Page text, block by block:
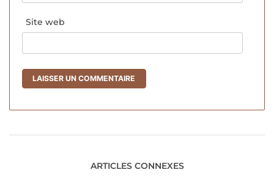
Site web
ARTICLES CONNEXES